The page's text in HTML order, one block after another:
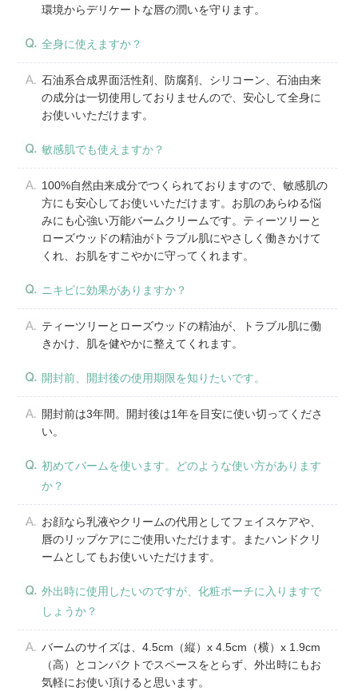
環境からデリケートな唇の潤いを守ります。
全身に使えますか？
石油系合成界面活性剤、防腐剤、シリコーン、石油由来
の成分は一切使用しておりませんので、安心して全身に
お使いいただけます。
敏感肌でも使えますか？
100%自然由来成分でつくられておりますので、敏感肌の
方にも安心してお使いいただけます。お肌のあらゆる悩
みにも心強い万能バームクリームです。ティーツリーと
ローズウッドの精油がトラブル肌にやさしく働きかけて
くれ、お肌をすこやかに守ってくれます。
ニキビに効果がありますか？
ティーツリーとローズウッドの精油が、トラブル肌に働
きかけ、肌を健やかに整えてくれます。
開封前、開封後の使用期限を知りたいです。
開封前は3年間。開封後は1年を目安に使い切ってくださ
い。
初めてバームを使います。どのような使い方があります
か？
お顔なら乳液やクリームの代用としてフェイスケアや、
唇のリップケアにご使用いただけます。またハンドクリ
ームとしてもお使いいただけます。
外出時に使用したいのですが、化粧ポーチに入りますで
しょうか？
バームのサイズは、4.5cm（縦）x 4.5cm（横）x 1.9cm
（高）とコンパクトでスペースをとらず、外出時にもお
気軽にお使い頂けると思います。